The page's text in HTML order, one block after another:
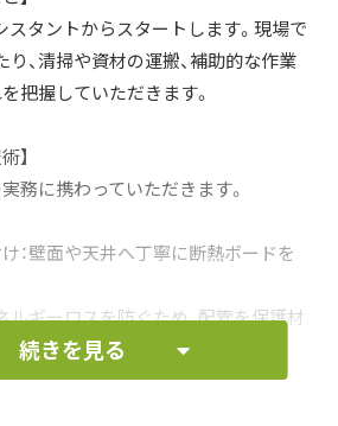
スタントからスタートします。現場で
、清掃や資材の運搬、補助的な作業
把握していただきます。
】
務に携わっていただきます。
：壁面や天井へ丁寧に断熱ボードを
ルギーロスを防ぐため、配管を保護材
た目も美しく、耐久性を高めるカバー
続きを見る